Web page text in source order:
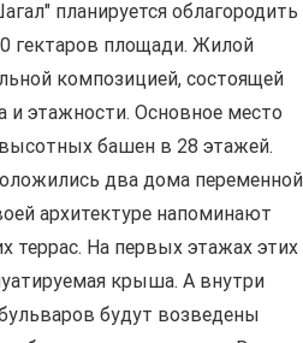
планируется облагородить
гектаров площади. Жилой
композицией, состоящей
и этажности. Основное место
башен в 28 этажей.
два дома переменной
архитектуре напоминают
террас. На первых этажах этих
крыша. А внутри
будут возведены